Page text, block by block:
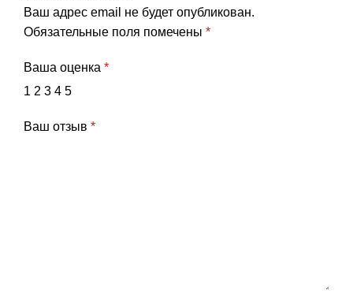
Ваш адрес email не будет опубликован.
Обязательные поля помечены *
Ваша оценка *
1 2 3 4 5
Ваш отзыв *